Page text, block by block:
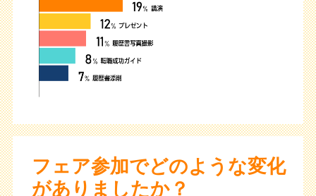
フェア参加でどのような変化
がありましたか？